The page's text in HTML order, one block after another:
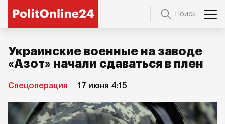
Поиск
Украинские военные на заводе
«Азот» начали сдаваться в плен
Спецоперация 17 июня 4:15